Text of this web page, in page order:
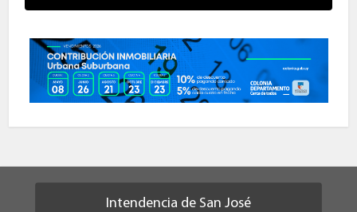
Intendencia de San José